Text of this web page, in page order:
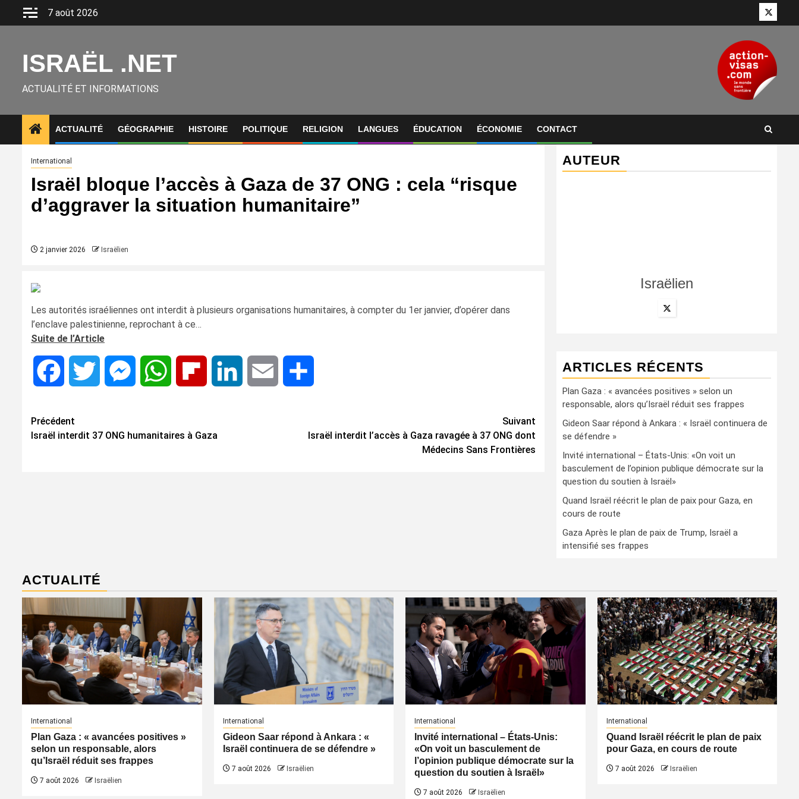
7 août 2026 Twitter
ISRAËL .NET
ACTUALITÉ ET INFORMATIONS
ACTUALITÉ GÉOGRAPHIE HISTOIRE POLITIQUE RELIGION LANGUES ÉDUCATION ÉCONOMIE CONTACT
International
Israël bloque l’accès à Gaza de 37 ONG : cela “risque
d’aggraver la situation humanitaire”
2 janvier 2026 Israëlien
Les autorités israéliennes ont interdit à plusieurs organisations humanitaires, à compter du 1er janvier, d’opérer dans
l’enclave palestinienne, reprochant à ce…
Suite de l’Article
Facebook Twitter MessengerWhatsApp Flipboard LinkedIn Email
Navigation
d’article
Précédent
Israël interdit 37 ONG humanitaires à Gaza
Suivant
Israël interdit l’accès à Gaza ravagée à 37 ONG dont
Médecins Sans Frontières
AUTEUR
Israëlien
ARTICLES RÉCENTS
Plan Gaza : « avancées positives » selon un
responsable, alors qu’Israël réduit ses frappes
Gideon Saar répond à Ankara : « Israël continuera de
se défendre »
Invité international – États-Unis: «On voit un
basculement de l’opinion publique démocrate sur la
question du soutien à Israël»
Quand Israël réécrit le plan de paix pour Gaza, en
cours de route
Gaza Après le plan de paix de Trump, Israël a
intensifié ses frappes
ACTUALITÉ
International
Plan Gaza : « avancées positives »
selon un responsable, alors
qu’Israël réduit ses frappes
7 août 2026 Israëlien
International
Gideon Saar répond à Ankara : «
Israël continuera de se défendre »
7 août 2026 Israëlien
International
Invité international – États-Unis:
«On voit un basculement de
l’opinion publique démocrate sur la
question du soutien à Israël»
7 août 2026 Israëlien
International
Quand Israël réécrit le plan de paix
pour Gaza, en cours de route
7 août 2026 Israëlien